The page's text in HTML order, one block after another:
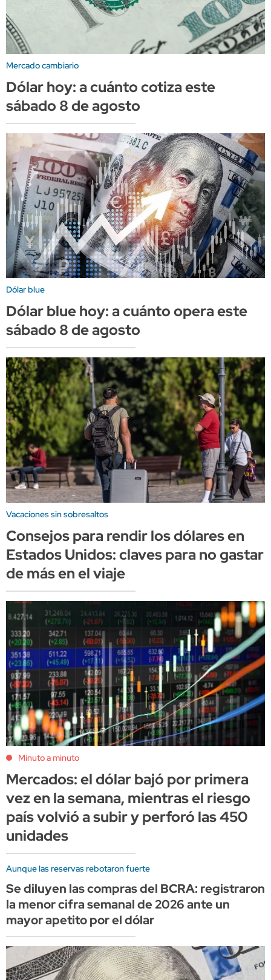
Mercado cambiario
Dólar hoy: a cuánto cotiza este
sábado 8 de agosto
Dólar blue
Dólar blue hoy: a cuánto opera este
sábado 8 de agosto
Vacaciones sin sobresaltos
Consejos para rendir los dólares en
Estados Unidos: claves para no gastar
de más en el viaje
Minuto a minuto
Mercados: el dólar bajó por primera
vez en la semana, mientras el riesgo
país volvió a subir y perforó las 450
unidades
Aunque las reservas rebotaron fuerte
Se diluyen las compras del BCRA: registraron
la menor cifra semanal de 2026 ante un
mayor apetito por el dólar